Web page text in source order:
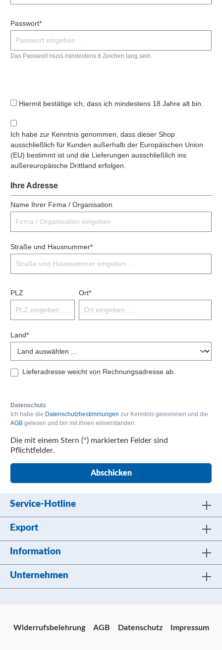
Passwort*
Das Passwort muss mindestens 8 Zeichen lang sein.
Hiermit bestätige ich, dass ich mindestens 18 Jahre alt bin.
Ich habe zur Kenntnis genommen, dass dieser Shop
ausschließlich für Kunden außerhalb der Europäischen Union
(EU) bestimmt ist und die Lieferungen ausschließlich ins
außereuropäische Drittland erfolgen.
Ihre Adresse
Name Ihrer Firma / Organisation
Straße und Hausnummer*
PLZ Ort*
Land*
Lieferadresse weicht von Rechnungsadresse ab.
Datenschutz
Ich habe die Datenschutzbestimmungen zur Kenntnis genommen und die
AGB gelesen und bin mit ihnen einverstanden.
Die mit einem Stern (*) markierten Felder sind
Pflichtfelder.
Abschicken
Service-Hotline
Export
Information
Unternehmen
Widerrufsbelehrung AGB Datenschutz Impressum